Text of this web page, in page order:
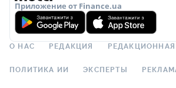
Приложение от Finance.ua
О НАС РЕДАКЦИЯ
ПОЛИТИКА ИИ ЭКСПЕРТЫ